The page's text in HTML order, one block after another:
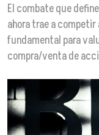
El combate que
ahora trae a
fundamental para
compra/venta de